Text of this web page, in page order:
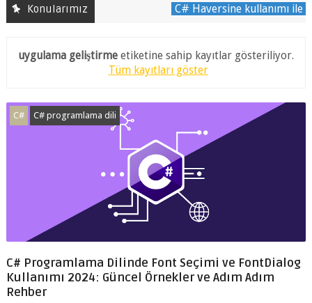
Konularımız C# Haversine kullanımı ile
uygulama geliştirme etiketine sahip kayıtlar gösteriliyor.
Tüm kayıtları göster
C# C# programlama dili
C# Programlama Dilinde Font Seçimi ve FontDialog
Kullanımı 2024: Güncel Örnekler ve Adım Adım
Rehber